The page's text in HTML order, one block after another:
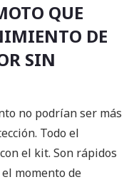
QUE
DE
SIN
no podrían ser más
Todo el
el kit. Son rápidos
momento de